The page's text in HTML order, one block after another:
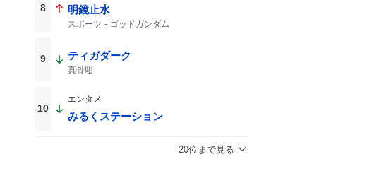
8 明鏡止水
スポーツ ゴッドガンダム
9 ティガダーク
真骨彫
10
エンタメ
みるくステーション
20位まで見る